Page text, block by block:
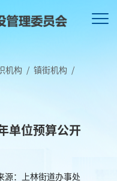
机构 / 镇街机构 /
单位预算公开
源：上林街道办事处